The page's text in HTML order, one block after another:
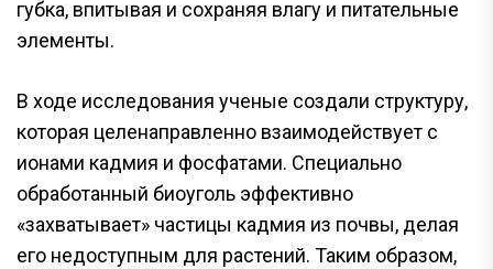
губка, впитывая и сохраняя влагу и питательные
элементы.
В ходе исследования ученые создали структуру,
которая целенаправленно взаимодействует с
ионами кадмия и фосфатами. Специально
обработанный биоуголь эффективно
«захватывает» частицы кадмия из почвы, делая
его недоступным для растений. Таким образом,